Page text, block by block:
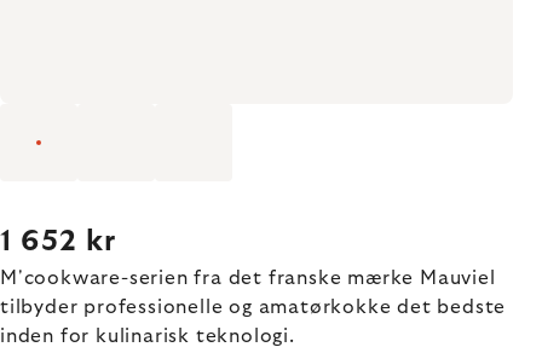
1 652 kr
M'cookware-serien fra det franske mærke Mauviel
tilbyder professionelle og amatørkokke det bedste
inden for kulinarisk teknologi.